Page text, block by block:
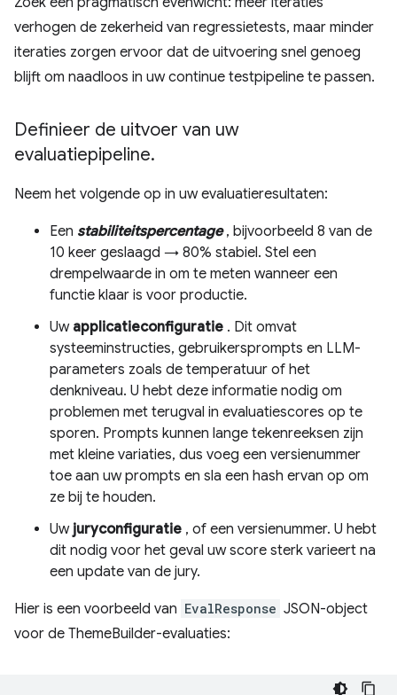
verhogen de zekerheid van regressietests, maar minder
iteraties zorgen ervoor dat de uitvoering snel genoeg
blijft om naadloos in uw continue testpipeline te passen.
Definieer de uitvoer van uw
evaluatiepipeline.
Neem het volgende op in uw evaluatieresultaten:
Een stabiliteitspercentage, bijvoorbeeld 8 van de
10 keer geslaagd → 80% stabiel. Stel een
drempelwaarde in om te meten wanneer een
functie klaar is voor productie.
Uw applicatieconfiguratie . Dit omvat
systeeminstructies, gebruikersprompts en LLM-
parameters zoals de temperatuur of het
denkniveau. U hebt deze informatie nodig om
problemen met terugval in evaluatiescores op te
sporen. Prompts kunnen lange tekenreeksen zijn
met kleine variaties, dus voeg een versienummer
toe aan uw prompts en sla een hash ervan op om
ze bij te houden.
Uw juryconfiguratie , of een versienummer. U hebt
dit nodig voor het geval uw score sterk varieert na
een update van de jury.
Hier is een voorbeeld van EvalResponse JSON-object
voor de ThemeBuilder-evaluaties: